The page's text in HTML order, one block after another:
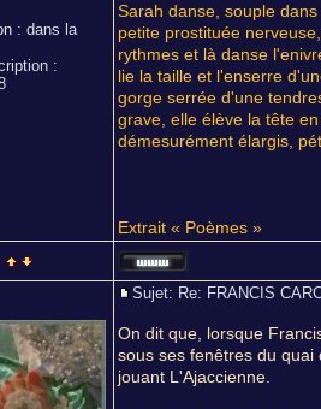
: dans la
:
Sarah danse, souple
petite prostituée
rythmes et là danse
lie la taille et l'enserre
gorge serrée d'une
grave, elle élève la tête
démesurément élargis,
Extrait « Poèmes »
Sujet: Re: FRANCIS
On dit que, lorsque
sous ses fenêtres du
jouant L'Ajaccienne.